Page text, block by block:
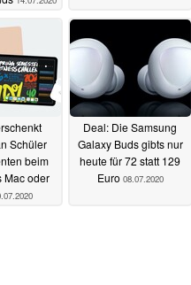
Schüler
beim
Mac oder
Deal: Die Samsung
Galaxy Buds gibts nur
heute für 72 statt 129
Euro 08.07.2020